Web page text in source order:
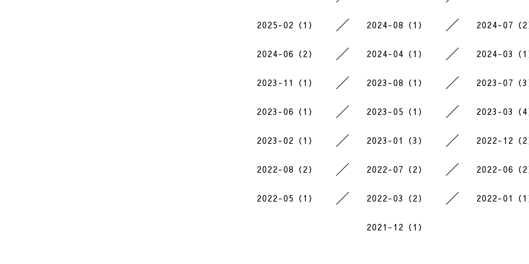
2025-02（1） 2024-08（1） 2024-07（2
2024-06（2） 2024-04（1） 2024-03（1
2023-11（1） 2023-08（1） 2023-07（3
2023-06（1） 2023-05（1） 2023-03（4
2023-02（1） 2023-01（3） 2022-12（2
2022-08（2） 2022-07（2） 2022-06（2
2022-05（1） 2022-03（2） 2022-01（1
2021-12（1）